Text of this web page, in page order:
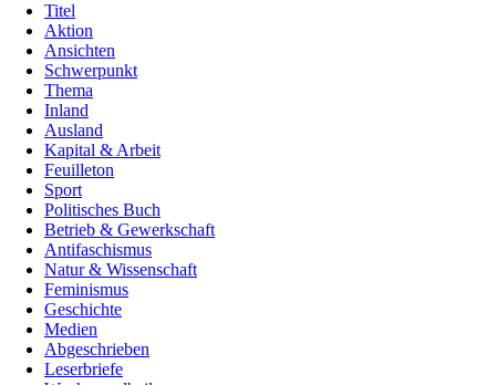
Titel
Aktion
Ansichten
Schwerpunkt
Thema
Inland
Ausland
Kapital & Arbeit
Feuilleton
Sport
Politisches Buch
Betrieb & Gewerkschaft
Antifaschismus
Natur & Wissenschaft
Feminismus
Geschichte
Medien
Abgeschrieben
Leserbriefe